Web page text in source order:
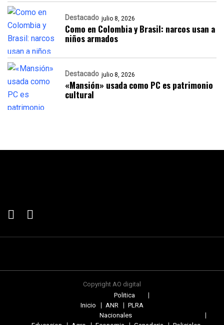
Destacado julio 8, 2026
Como en Colombia y Brasil: narcos usan a
niños armados
Destacado julio 8, 2026
«Mansión» usada como PC es patrimonio
cultural
Copyright AO digital
Inicio
Politica
ANR
PLRA
Nacionales